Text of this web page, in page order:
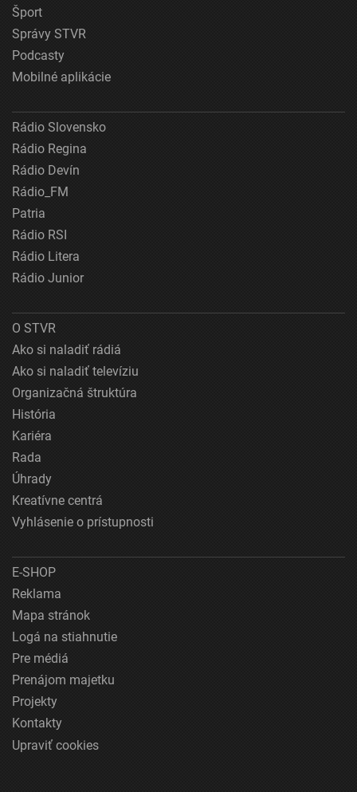
Šport
Správy STVR
Podcasty
Mobilné aplikácie
Rádio Slovensko
Rádio Regina
Rádio Devín
Rádio_FM
Patria
Rádio RSI
Rádio Litera
Rádio Junior
O STVR
Ako si naladiť rádiá
Ako si naladiť televíziu
Organizačná štruktúra
História
Kariéra
Rada
Úhrady
Kreatívne centrá
Vyhlásenie o prístupnosti
E-SHOP
Reklama
Mapa stránok
Logá na stiahnutie
Pre médiá
Prenájom majetku
Projekty
Kontakty
Upraviť cookies